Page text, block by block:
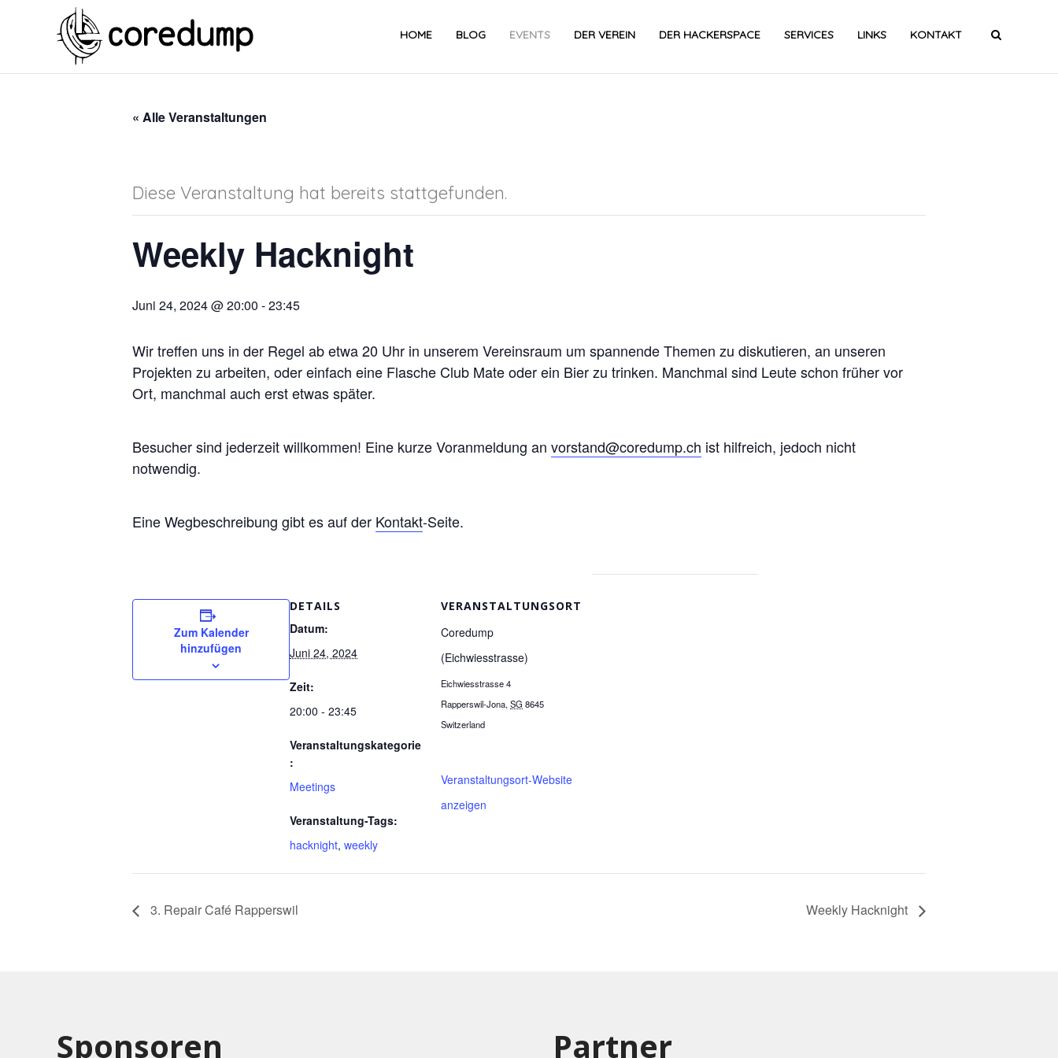
HOME BLOG EVENTS DER VEREIN DER HACKERSPACE SERVICES LINKS KONTAKT
« Alle Veranstaltungen
Diese Veranstaltung hat bereits stattgefunden.
Weekly Hacknight
Juni 24, 2024 @ 20:00 -23:45
Wir treffen uns in der Regel ab etwa 20 Uhr in unserem Vereinsraum um spannende Themen zu diskutieren, an unseren
Projekten zu arbeiten, oder einfach eine Flasche Club Mate oder ein Bier zu trinken. Manchmal sind Leute schon früher vor
Ort, manchmal auch erst etwas später.
Besucher sind jederzeit willkommen! Eine kurze Voranmeldung an vorstand@coredump.ch ist hilfreich, jedoch nicht
notwendig.
Eine Wegbeschreibung gibt es auf der Kontakt-Seite.
Zum Kalender
hinzufügen
DETAILS
Datum:
Juni 24, 2024
Zeit:
20:00 - 23:45
Veranstaltungskategorie
:
Meetings
Veranstaltung-Tags:
hacknight, weekly
VERANSTALTUNGSORT
Coredump
(Eichwiesstrasse)
Eichwiesstrasse 4
Rapperswil-Jona, SG 8645
Switzerland
Veranstaltungsort-Website
anzeigen
3. Repair Café Rapperswil Weekly Hacknight
Sponsoren Partner